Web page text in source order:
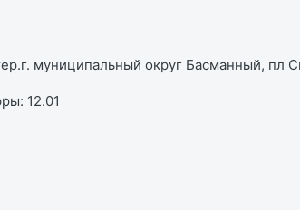
муниципальный округ Басманный, пл
12.01